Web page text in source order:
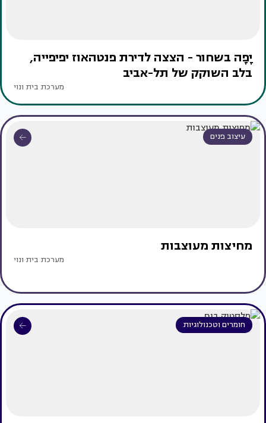
יָפָה בשחור - הצצה לדירת פנטהאוז יפיפייה,
בלב השוקק של תל-אביב
מערכת בית ונוי
עיצוב פנים
מחיצות מעוצבות
מערכת בית ונוי
חומרים וטכנולוגיות